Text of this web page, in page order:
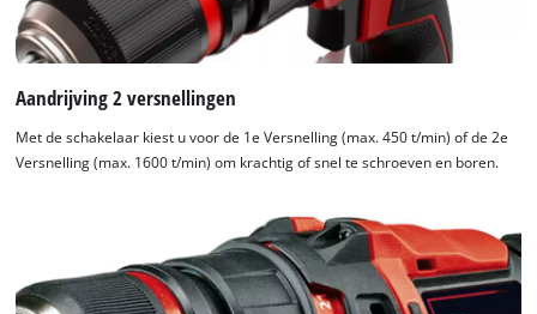
Aandrijving 2 versnellingen
Met de schakelaar kiest u voor de 1e Versnelling (max. 450 t/min) of de 2e
Versnelling (max. 1600 t/min) om krachtig of snel te schroeven en boren.